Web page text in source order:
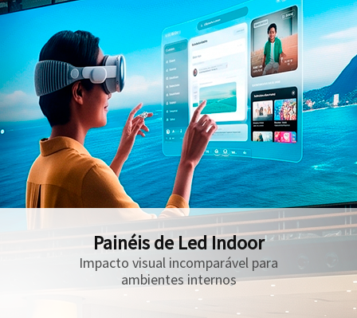
Painéis de Led Indoor
Impacto visual incomparável para
ambientes internos